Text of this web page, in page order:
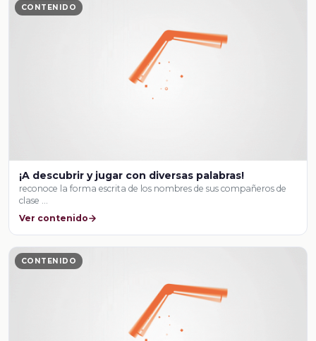
CONTENIDO
¡A descubrir y jugar con diversas palabras!
reconoce la forma escrita de los nombres de sus compañeros de
clase …
Ver contenido
CONTENIDO